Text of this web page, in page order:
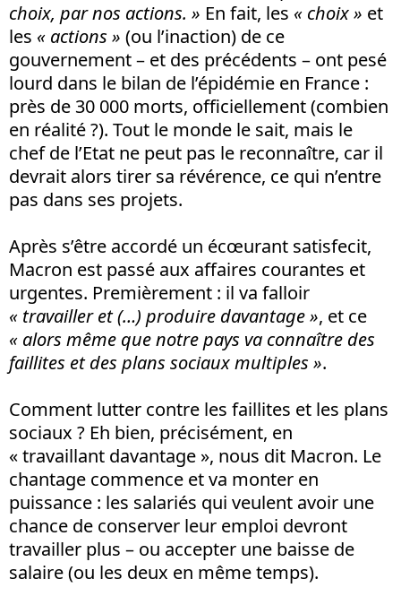
choix, par nos actions. » En fait, les « choix » et
les « actions » (ou l’inaction) de ce
gouvernement – et des précédents – ont pesé
lourd dans le bilan de l’épidémie en France :
près de 30 000 morts, officiellement (combien
en réalité ?). Tout le monde le sait, mais le
chef de l’Etat ne peut pas le reconnaître, car il
devrait alors tirer sa révérence, ce qui n’entre
pas dans ses projets.
Après s’être accordé un écœurant satisfecit,
Macron est passé aux affaires courantes et
urgentes. Premièrement : il va falloir
« travailler et (…) produire davantage », et ce
« alors même que notre pays va connaître des
faillites et des plans sociaux multiples ».
Comment lutter contre les faillites et les plans
sociaux ? Eh bien, précisément, en
« travaillant davantage », nous dit Macron. Le
chantage commence et va monter en
puissance : les salariés qui veulent avoir une
chance de conserver leur emploi devront
travailler plus – ou accepter une baisse de
salaire (ou les deux en même temps).